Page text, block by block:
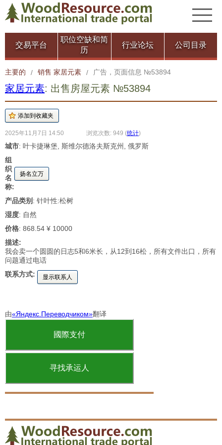
交易平台
职位空缺和简
历
行业论坛 公司目录
主要的 / 销售 家居元素 / 广告，页面信息 №53894
家居元素: 出售房屋元素 №53894
2025年11月7日 14:50 浏览次数: 949 (统计)
城市: 叶卡捷琳堡, 斯维尔德洛夫斯克州, 俄罗斯
组
织
名
称:
扬名立万
产品类别 : 针叶性:松树
湿度: 自然
价格: 868.54 ¥ 10000
描述:
我会卖一个圆圆的日志5和6米长，从12到16松，所有文件出口，所有
问题通过电话
联系方式:
显示联系人
由«Яндекс.Переводчиком»翻译
國際支付
寻找承运人